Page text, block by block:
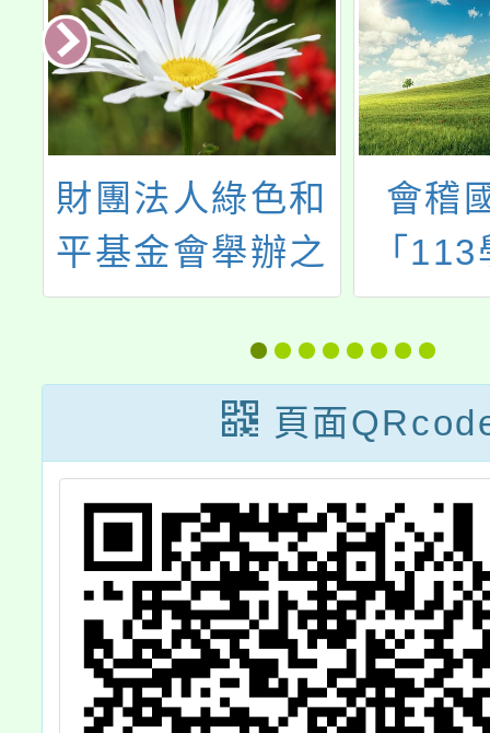
會稽國中辦理
「113學年度教
育優先區親職教
育講座~如何教
養情緒起伏不定
青春期孩子」，
歡迎本校教師和
家長報名。
114
小學
進方
能研
頁面